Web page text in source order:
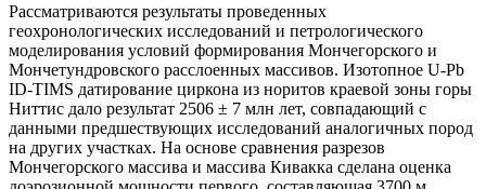
Рассматриваются результаты проведенных
геохронологических исследований и петрологического
моделирования условий формирования Мончегорского и
Мончетундровского расслоенных массивов. Изотопное U-Pb
ID-TIMS датирование циркона из норитов краевой зоны горы
Ниттис дало результат 2506 ± 7 млн лет, совпадающий с
данными предшествующих исследований аналогичных пород
на других участках. На основе сравнения разрезов
Мончегорского массива и массива Кивакка сделана оценка